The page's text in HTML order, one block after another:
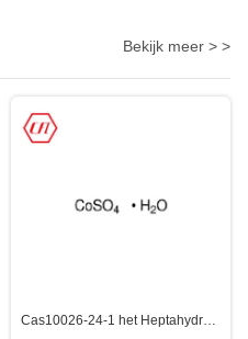
Bekijk meer > >
Cas10026-24-1 het Heptahydraat